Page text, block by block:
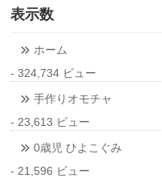
表示数
ホーム
- 324,734 ビュー
手作りオモチャ
- 23,613 ビュー
0歳児 ひよこぐみ
- 21,596 ビュー